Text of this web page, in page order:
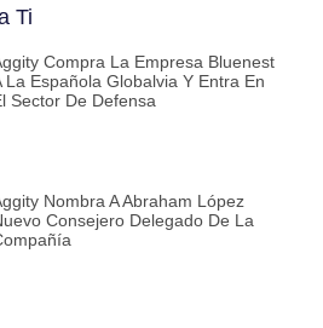
Ti
Compra La Empresa Bluenest
La Española Globalvia Y Entra En
Sector De Defensa
Nombra A Abraham López
Consejero Delegado De La